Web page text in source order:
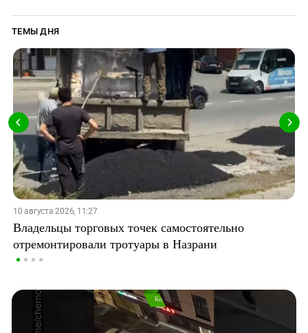
ТЕМЫ ДНЯ
10 августа 2026, 11:27
Владельцы торговых точек самостоятельно
отремонтировали тротуары в Назрани